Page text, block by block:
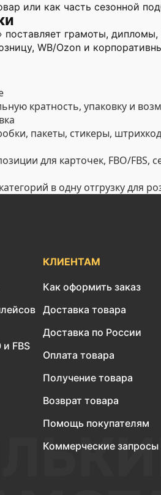
или как часть сезонной
поставляет грамоты,
WB/Ozon и
кратность, упаковку и
пакеты, стикеры,
для карточек, FBO/FBS,
в одну отгрузку для
FBS
КЛИЕНТАМ
Как оформить заказ
Доставка товара
Доставка по России
Оплата товара
Получение товара
Возврат товара
Помощь покупателям
Коммерческие запросы